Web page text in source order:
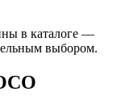
в каталоге —
выбором.